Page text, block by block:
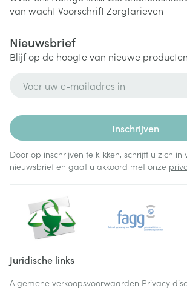
van wachtVoorschriftZorgtarieven
Nieuwsbrief
Blijf op de hoogte van nieuwe
Inschrijven
Door op inschrijven te klikken, schrijft u zich in
nieuwsbrief en gaat u akkoord met onze
Juridische links
Algemene verkoopsvoorwaarden Privacy